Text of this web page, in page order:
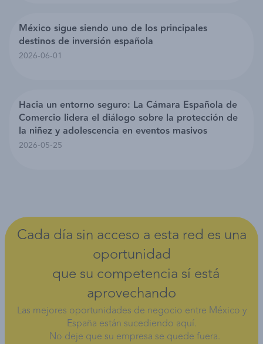
México sigue siendo uno de los principales
destinos de inversión española
2026-06-01
Hacia un entorno seguro: La Cámara Española de
Comercio lidera el diálogo sobre la protección de
la niñez y adolescencia en eventos masivos
2026-05-25
Cada día sin acceso a esta red es una
oportunidad
que su competencia sí está
aprovechando
Las mejores oportunidades de negocio entre México y
España están sucediendo aquí.
No deje que su empresa se quede fuera.